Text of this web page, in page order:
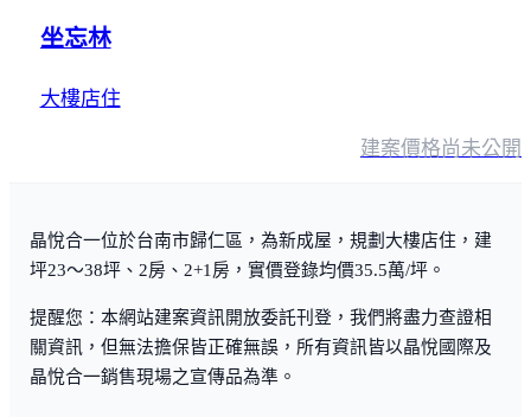
坐忘林
大樓店住
建案價格尚未公開
晶悅合一位於台南市歸仁區，為新成屋，規劃大樓店住，建
坪23～38坪、2房、2+1房，實價登錄均價35.5萬/坪。
提醒您：本網站建案資訊開放委託刊登，我們將盡力查證相
關資訊，但無法擔保皆正確無誤，所有資訊皆以晶悅國際及
晶悅合一銷售現場之宣傳品為準。